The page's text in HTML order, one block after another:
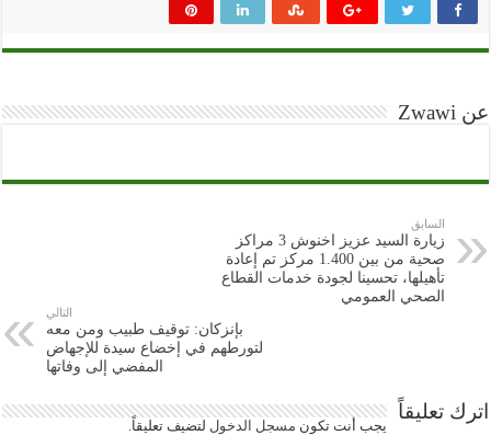
عن Zwawi
السابق
زيارة السيد عزيز اخنوش 3 مراكز
صحية من بين 1.400 مركز تم إعادة
تأهيلها، تحسينا لجودة خدمات القطاع
الصحي العمومي
التالي
بإنزكان: توقيف طبيب ومن معه
لتورطهم في إخضاع سيدة للإجهاض
المفضي إلى وفاتها
اترك تعليقاً
يجب أنت تكون مسجل الدخول لتضيف تعليقاً.